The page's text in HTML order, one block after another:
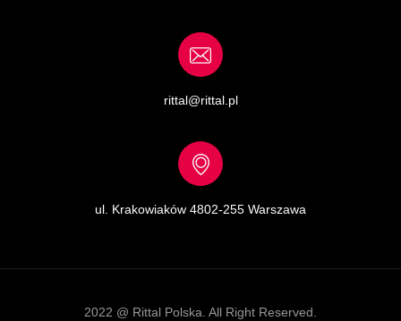
rittal@rittal.pl
ul. Krakowiaków 4802-255 Warszawa
2022 @ Rittal Polska. All Right Reserved.